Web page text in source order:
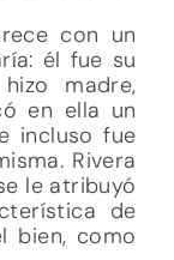
con un
él fue su
madre,
en ella un
incluso fue
Rivera
le atribuyó
de
bien, como